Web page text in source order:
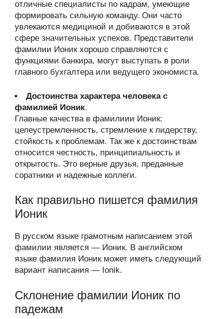
отличные специалисты по кадрам, умеющие
формировать сильную команду. Они часто
увлекаются медициной и добиваются в этой
сфере значительных успехов. Представители
фамилии Ионик хорошо справляются с
функциями банкира, могут выступать в роли
главного бухгалтера или ведущего экономиста.
Достоинства характера человека с
фамилией Ионик.
Главные качества в фамилиии Ионик:
целеустремленность, стремление к лидерству,
стойкость к проблемам. Так же к достоинствам
относится честность, принципиальность и
открытость. Это верные друзья, преданные
соратники и надежные коллеги.
Как правильно пишется фамилия
Ионик
В русском языке грамотным написанием этой
фамилии является — Ионик. В английском
языке фамилия Ионик может иметь следующий
вариант написания — Ionik.
Склонение фамилии Ионик по
падежам